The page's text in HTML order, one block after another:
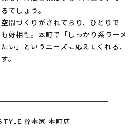
でしょう。
間づくりがされており、ひとりで
好相性。本町で「しっかり系ラーメ
い」というニーズに応えてくれる、
。
谷本家 本町店